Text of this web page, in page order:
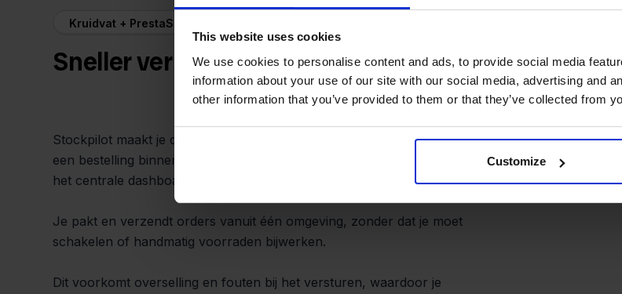
This website uses cookies
We use cookies to personalise content and ads, to provide social media
information about your use of our site with our social media, advertising and
other information that you’ve provided to them or that they’ve collected from
Customize
Kruidvat + PrestaShop
Sneller verkopen en foutloos uitleveren
Stockpilot maakt je dagelijkse workflow een stuk eenvoudiger. Zodra er
een bestelling binnenkomt via Kruidvat of PrestaShop, zie je deze direct in
het centrale dashboard.
Je pakt en verzendt orders vanuit één omgeving, zonder dat je moet
schakelen of handmatig voorraden bijwerken.
Dit voorkomt overselling en fouten bij het versturen, waardoor je